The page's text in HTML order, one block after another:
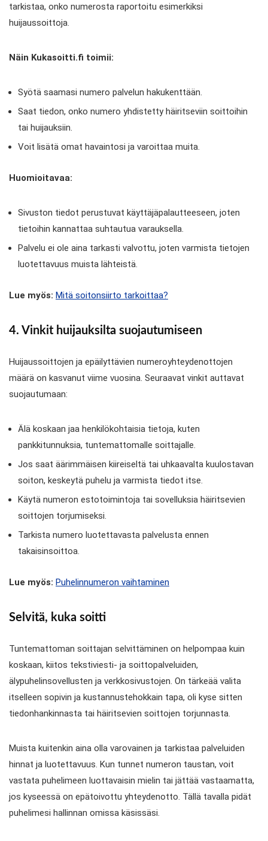
tarkistaa, onko numerosta raportoitu esimerkiksi
huijaussoittoja.
Näin Kukasoitti.fi toimii:
Syötä saamasi numero palvelun hakukenttään.
Saat tiedon, onko numero yhdistetty häiritseviin soittoihin
tai huijauksiin.
Voit lisätä omat havaintosi ja varoittaa muita.
Huomioitavaa:
Sivuston tiedot perustuvat käyttäjäpalautteeseen, joten
tietoihin kannattaa suhtautua varauksella.
Palvelu ei ole aina tarkasti valvottu, joten varmista tietojen
luotettavuus muista lähteistä.
Lue myös: Mitä soitonsiirto tarkoittaa?
4. Vinkit huijauksilta suojautumiseen
Huijaussoittojen ja epäilyttävien numeroyhteydenottojen
määrä on kasvanut viime vuosina. Seuraavat vinkit auttavat
suojautumaan:
Älä koskaan jaa henkilökohtaisia tietoja, kuten
pankkitunnuksia, tuntemattomalle soittajalle.
Jos saat äärimmäisen kiireiseltä tai uhkaavalta kuulostavan
soiton, keskeytä puhelu ja varmista tiedot itse.
Käytä numeron estotoimintoja tai sovelluksia häiritsevien
soittojen torjumiseksi.
Tarkista numero luotettavasta palvelusta ennen
takaisinsoittoa.
Lue myös: Puhelinnumeron vaihtaminen
Selvitä, kuka soitti
Tuntemattoman soittajan selvittäminen on helpompaa kuin
koskaan, kiitos tekstiviesti- ja soittopalveluiden,
älypuhelinsovellusten ja verkkosivustojen. On tärkeää valita
itselleen sopivin ja kustannustehokkain tapa, oli kyse sitten
tiedonhankinnasta tai häiritsevien soittojen torjunnasta.
Muista kuitenkin aina olla varovainen ja tarkistaa palveluiden
hinnat ja luotettavuus. Kun tunnet numeron taustan, voit
vastata puhelimeen luottavaisin mielin tai jättää vastaamatta,
jos kyseessä on epätoivottu yhteydenotto. Tällä tavalla pidät
puhelimesi hallinnan omissa käsissäsi.